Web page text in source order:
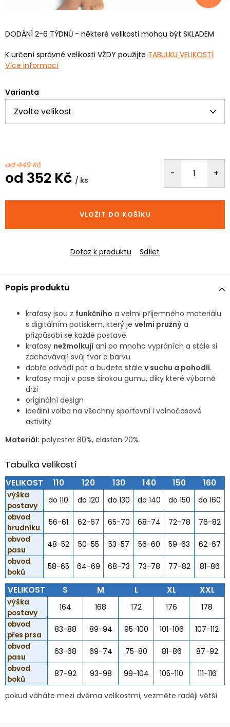
DODÁNÍ 2-6 TÝDNŮ - některé velikosti mohou být SKLADEM
K určení správné velikosti VŽDY použijte TABULKU VELIKOSTÍ
Více informací
Varianta
od 440 Kč
od 352 Kč / ks
cena:
VLOŽIT DO KOŠÍKU
Dotaz k produktu Sdílet
Popis produktu
kraťasy jsou z funkčního a velmi příjemného materiálu
s digitálním potiskem, který je velmi pružný a
přizpůsobí se každé postavě
kraťasy nežmolkují ani po mnoha vypráních a stále si
zachovávají svůj tvar a barvu
dobře odvádí pot a budete stále v suchu a pohodlí.
kraťasy mají v pase širokou gumu, díky které výborně
drží
originální design
Ideální volba na všechny sportovní i volnočasové
aktivity
Materiál: polyester 80%, elastan 20%
Tabulka velikostí
VELIKOST 110 120 130 140 150 160
výška
postavy
do 110 do 120 do 130 do 140 do 150
do 160
obvod
hrudníku
56-61 62-67 65-70 68-74 72-78
76-82
obvod
pasu
48-52 50-55 53-57 56-60 59-63
62-67
obvod
boků
58-65 64-69 68-73 73-78 77-82 81-86
VELIKOST S M L XL XXL
výška
postavy
164 168 172 176
178
obvod
přes prsa
83-88 89-94 95-100 101-106
107-112
obvod
pasu
63-68 69-74 75-80 81-86
87-92
obvod
boků
87-92 93-98 99-104 105-110 111-116
pokud váháte mezi dvěma velikostmi, vezměte raději větší